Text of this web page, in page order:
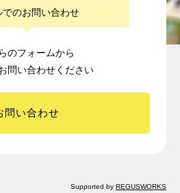
でのお問い合わせ
のフォームから
問い合わせください
問い合わせ
Supported by REGUSWORKS